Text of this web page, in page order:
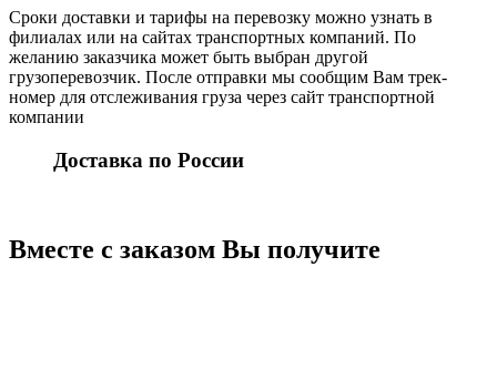
Сроки доставки и тарифы на перевозку можно узнать в
филиалах или на сайтах транспортных компаний. По
желанию заказчика может быть выбран другой
грузоперевозчик. После отправки мы сообщим Вам трек-
номер для отслеживания груза через сайт транспортной
компании
Доставка по России
Вместе с заказом Вы получите